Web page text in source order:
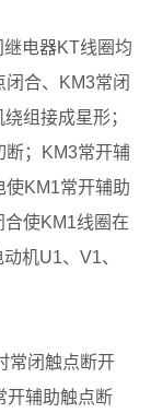
电器KT线圈均
合、KM3常闭
组接成星形；
断；KM3常开辅
KM1常开辅助
使KM1线圈在
机U1、V1、
常闭触点断开
辅助触点断